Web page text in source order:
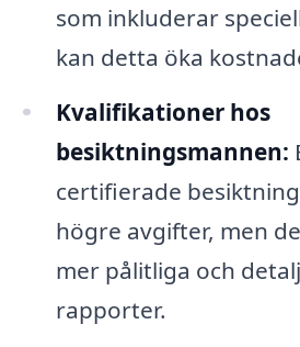
som inkluderar
kan detta öka
Kvalifikationer hos
besiktningsmannen:
certifierade
högre avgifter, men
mer pålitliga och
rapporter.